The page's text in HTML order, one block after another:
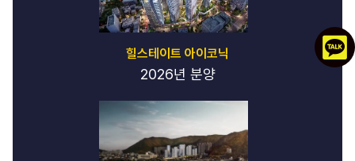
힐스테이트 아이코닉
2026년 분양